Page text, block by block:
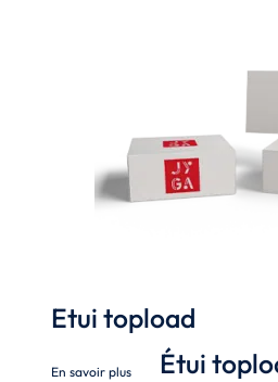
Étui
Etui topload
En savoir plus